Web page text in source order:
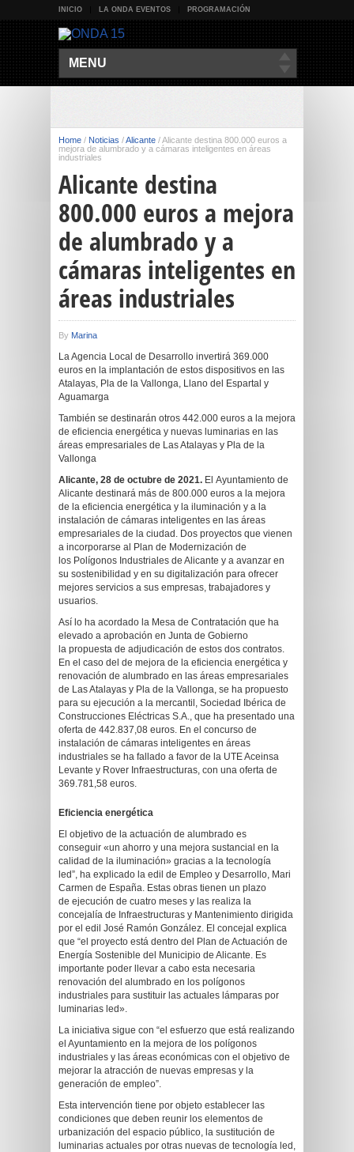
INICIO LA ONDA EVENTOS PROGRAMACIÓN
MENU
Home / Noticias /Alicante /Alicante destina 800.000 euros a
mejora de alumbrado y a cámaras inteligentes en áreas
industriales
Alicante destina
800.000 euros a mejora
de alumbrado y a
cámaras inteligentes en
áreas industriales
By Marina
La Agencia Local de Desarrollo invertirá 369.000
euros en la implantación de estos dispositivos en las
Atalayas, Pla de la Vallonga, Llano del Espartal y
Aguamarga
También se destinarán otros 442.000 euros a la mejora
de eficiencia energética y nuevas luminarias en las
áreas empresariales de Las Atalayas y Pla de la
Vallonga
Alicante, 28 de octubre de 2021. El Ayuntamiento de
Alicante destinará más de 800.000 euros a la mejora
de la eficiencia energética y la iluminación y a la
instalación de cámaras inteligentes en las áreas
empresariales de la ciudad. Dos proyectos que vienen
a incorporarse al Plan de Modernización de
los Polígonos Industriales de Alicante y a avanzar en
su sostenibilidad y en su digitalización para ofrecer
mejores servicios a sus empresas, trabajadores y
usuarios.
Así lo ha acordado la Mesa de Contratación que ha
elevado a aprobación en Junta de Gobierno
la propuesta de adjudicación de estos dos contratos.
En el caso del de mejora de la eficiencia energética y
renovación de alumbrado en las áreas empresariales
de Las Atalayas y Pla de la Vallonga, se ha propuesto
para su ejecución a la mercantil, Sociedad Ibérica de
Construcciones Eléctricas S.A., que ha presentado una
oferta de 442.837,08 euros. En el concurso de
instalación de cámaras inteligentes en áreas
industriales se ha fallado a favor de la UTE Aceinsa
Levante y Rover Infraestructuras, con una oferta de
369.781,58 euros.
Eficiencia energética
El objetivo de la actuación de alumbrado es
conseguir «un ahorro y una mejora sustancial en la
calidad de la iluminación» gracias a la tecnología
led”, ha explicado la edil de Empleo y Desarrollo, Mari
Carmen de España. Estas obras tienen un plazo
de ejecución de cuatro meses y las realiza la
concejalía de Infraestructuras y Mantenimiento dirigida
por el edil José Ramón González. El concejal explica
que “el proyecto está dentro del Plan de Actuación de
Energía Sostenible del Municipio de Alicante. Es
importante poder llevar a cabo esta necesaria
renovación del alumbrado en los polígonos
industriales para sustituir las actuales lámparas por
luminarias led».
La iniciativa sigue con “el esfuerzo que está realizando
el Ayuntamiento en la mejora de los polígonos
industriales y las áreas económicas con el objetivo de
mejorar la atracción de nuevas empresas y la
generación de empleo”.
Esta intervención tiene por objeto establecer las
condiciones que deben reunir los elementos de
urbanización del espacio público, la sustitución de
luminarias actuales por otras nuevas de tecnología led,